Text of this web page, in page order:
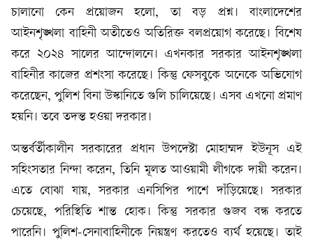
চালানো কেন প্রয়োজন হলো, তা বড় প্রশ্ন। বাংলাদেশের
আইনশৃঙ্খলা বাহিনী অতীতেও অতিরিক্ত বলপ্রয়োগ করেছে। বিশেষ
করে ২০২৪ সালের আন্দোলনে। এখনকার সরকার আইনশৃঙ্খলা
বাহিনীর কাজের প্রশংসা করেছে। কিন্তু ফেসবুকে অনেকে অভিযোগ
করেছেন, পুলিশ বিনা উস্কানিতে গুলি চালিয়েছে। এসব এখনো প্রমাণ
হয়নি। তবে তদন্ত হওয়া দরকার।
অন্তর্বর্তীকালীন সরকারের প্রধান উপদেষ্টা মোহাম্মদ ইউনূস এই
সহিংসতার নিন্দা করেন, তিনি মূলত আওয়ামী লীগকে দায়ী করেন।
এতে বোঝা যায়, সরকার এনসিপির পাশে দাঁড়িয়েছে। সরকার
চেয়েছে, পরিস্থিতি শান্ত হোক। কিন্তু সরকার গুজব বন্ধ করতে
পারেনি। পুলিশ-সেনাবাহিনীকে নিয়ন্ত্রণ করতেও ব্যর্থ হয়েছে। তাই